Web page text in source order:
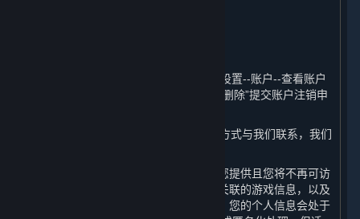
1. 您可以通过平台客户端的“蒸汽平台--设置--账户--查看账户
明细--删除我的蒸汽平台账户--前往账户删除”提交账户注销申
2. 您可以通过本政策第十条列明的联系方式与我们联系，我们
在您主动注销账户之后，我们将停止为您提供且您将不再可访
问内容和服务、您的账户、与您的账户关联的游戏信息，以及
您的账户原先可访问的其他服务。此外，您的个人信息会处于